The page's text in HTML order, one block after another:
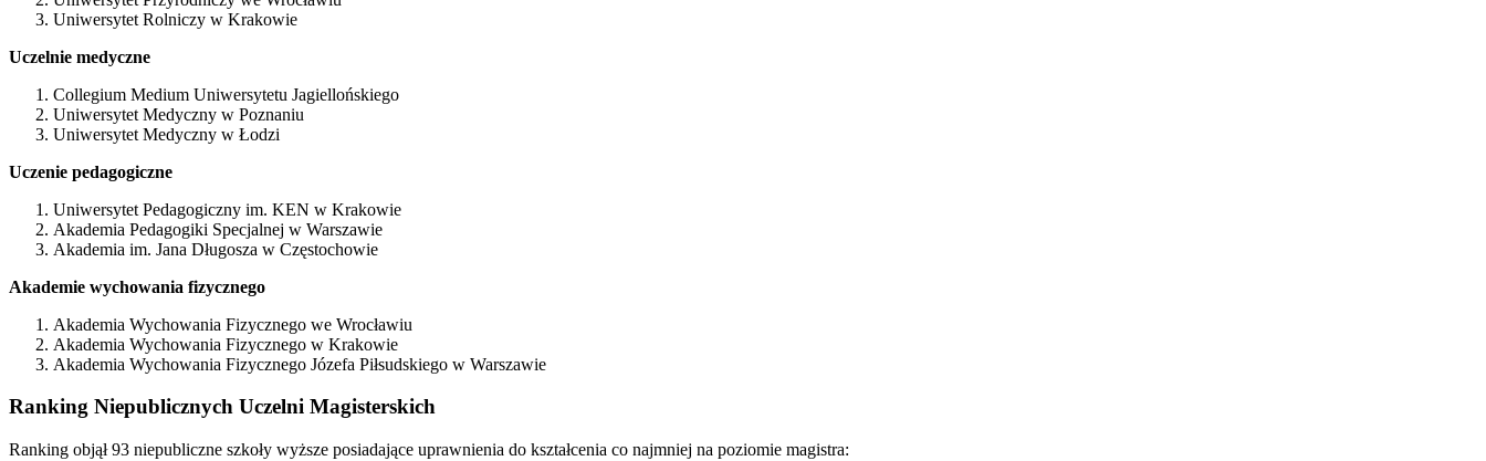
Uniwersytet Rolniczy w Krakowie
Uczelnie medyczne
Collegium Medium Uniwersytetu Jagiellońskiego
Uniwersytet Medyczny w Poznaniu
Uniwersytet Medyczny w Łodzi
Uczenie pedagogiczne
Uniwersytet Pedagogiczny im. KEN w Krakowie
Akademia Pedagogiki Specjalnej w Warszawie
Akademia im. Jana Długosza w Częstochowie
Akademie wychowania fizycznego
Akademia Wychowania Fizycznego we Wrocławiu
Akademia Wychowania Fizycznego w Krakowie
Akademia Wychowania Fizycznego Józefa Piłsudskiego w Warszawie
Ranking Niepublicznych Uczelni Magisterskich
Ranking objął 93 niepubliczne szkoły wyższe posiadające uprawnienia do kształcenia co najmniej na poziomie magistra: